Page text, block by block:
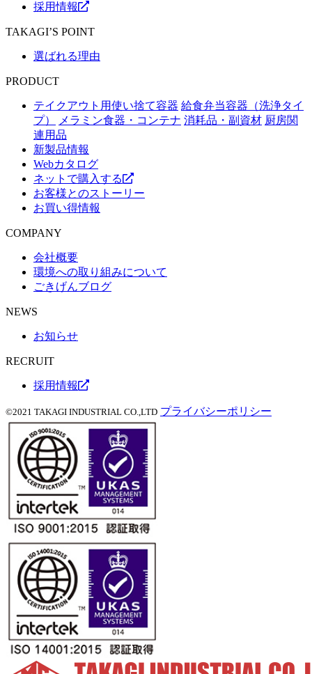
採用情報
TAKAGI’S POINT
選ばれる理由
PRODUCT
テイクアウト用使い捨て容器 給食弁当容器（洗浄タイ
プ）
メラミン食器・コンテナ 消耗品・副資材 厨房関
連用品
新製品情報
Webカタログ
ネットで購入する
お客様とのストーリー
お買い得情報
COMPANY
会社概要
環境への取り組みについて
ごきげんブログ
NEWS
お知らせ
RECRUIT
採用情報
©2021 TAKAGI INDUSTRIAL CO.,LTD プライバシーポリシー